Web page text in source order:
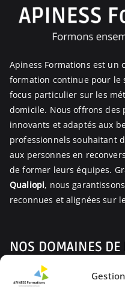
Apiness Formations est un
formation continue pour le
focus particulier sur les
domicile. Nous offrons des
innovants et adaptés aux
professionnels souhaitant
aux personnes en
de former leurs équipes.
Qualiopi, nous
reconnues et alignées sur
NOS DOMAINES
Prévenir les